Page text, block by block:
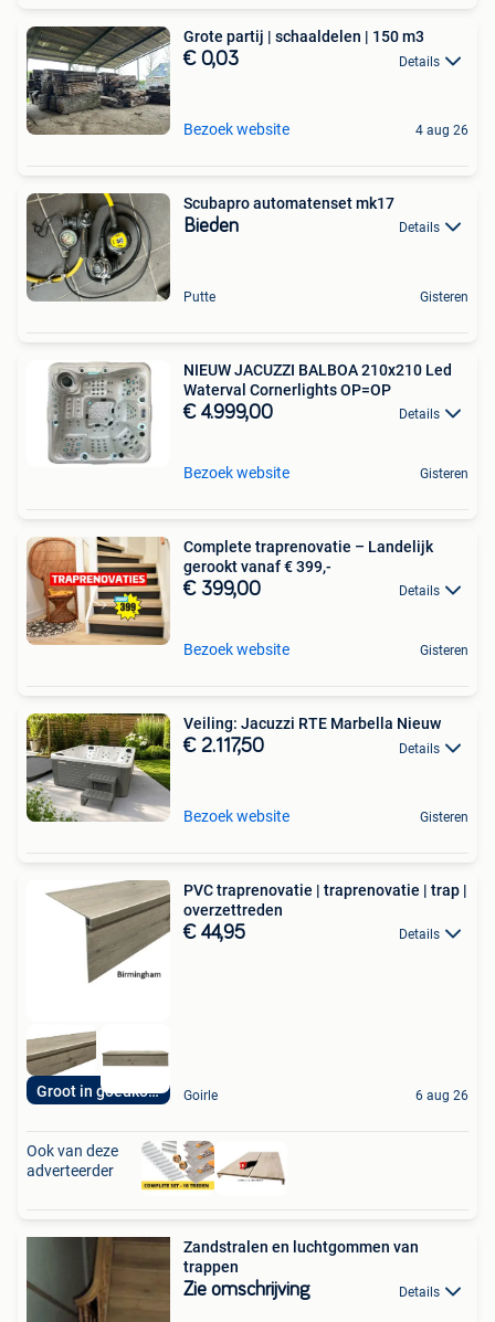
Grote partij | schaaldelen | 150 m3
€ 0,03 Details
Bezoek website 4 aug 26
Scubapro automatenset mk17
Bieden Details
Putte Gisteren
NIEUW JACUZZI BALBOA 210x210 Led
Waterval Cornerlights OP=OP
€ 4.999,00 Details
Bezoek website Gisteren
Complete traprenovatie – Landelijk
gerookt vanaf € 399,-
€ 399,00 Details
Bezoek website Gisteren
Veiling: Jacuzzi RTE Marbella Nieuw
€ 2.117,50 Details
Bezoek website Gisteren
Groot in goedkoop
PVC traprenovatie | traprenovatie | trap |
overzettreden
€ 44,95 Details
Goirle 6 aug 26
Ook van deze
adverteerder
Zandstralen en luchtgommen van
trappen
Zie omschrijving Details